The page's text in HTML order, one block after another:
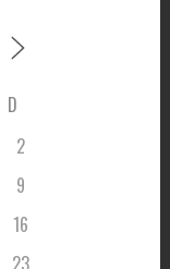
D
2
9
16